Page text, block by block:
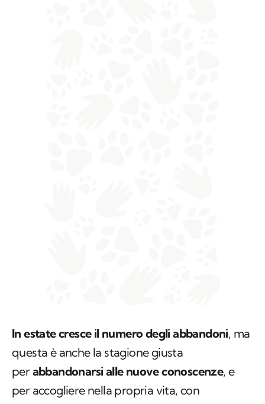
In estate cresce il numero degli abbandoni, ma
questa è anche la stagione giusta
perabbandonarsi alle nuove conoscenze, e
per accogliere nella propria vita, con